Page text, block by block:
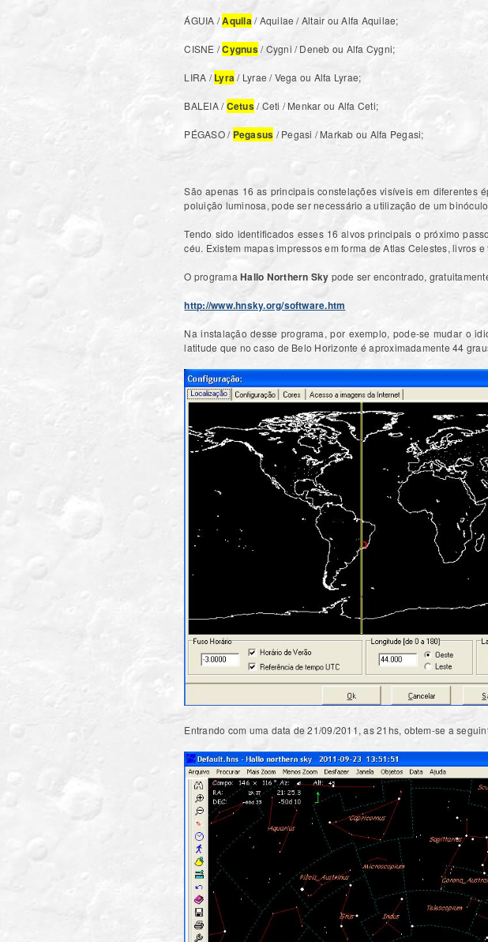
ÁGUIA /Aquila/ Aquilae / Altair ou Alfa Aquilae;
CISNE /Cygnus / Cygni / Deneb ou Alfa Cygni;
LIRA /Lyra/ Lyrae / Vega ou Alfa Lyrae;
BALEIA /Cetus / Ceti / Menkar ou Alfa Ceti;
PÉGASO / Pegasus / Pegasi / Markab ou Alfa Pegasi;
São apenas 16 as principais constelações visíveis em diferentes
poluição luminosa, pode ser necessário a utilização de um
Tendo sido identificados esses 16 alvos principais o próximo
céu. Existem mapas impressos em forma de Atlas Celestes, livros
O programaHallo Northern Sky pode ser encontrado,
http://www.hnsky.org/software.htm
Na instalação desse programa, por exemplo, pode-se mudar o
latitude que no caso de Belo Horizonte é aproximadamente 44
Entrando com uma data de 21/09/2011, as 21hs, obtem-se a